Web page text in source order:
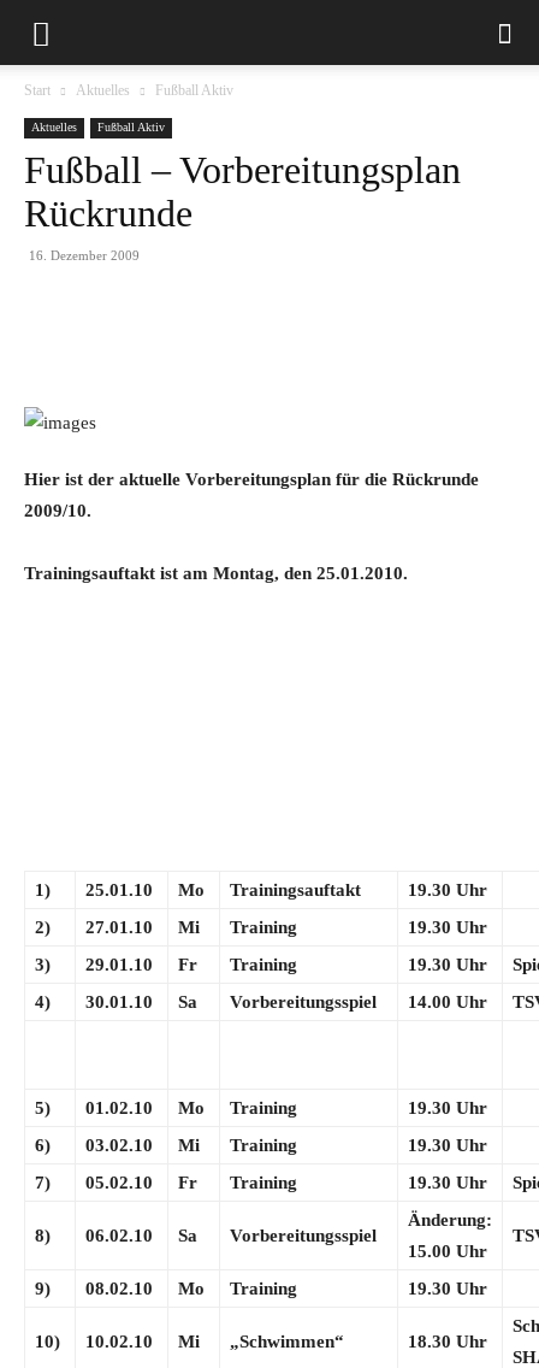
Start Aktuelles Fußball Aktiv
Aktuelles Fußball Aktiv
Fußball – Vorbereitungsplan
Rückrunde
16. Dezember 2009
Hier ist der aktuelle Vorbereitungsplan für die Rückrunde
2009/10.
Trainingsauftakt ist am Montag, den 25.01.2010.
1) 25.01.10 Mo Trainingsauftakt
19.30 Uhr
2)
27.01.10 Mi Training
19.30 Uhr
3)
29.01.10 Fr Training 19.30 Uhr
4)
30.01.10 Sa Vorbereitungsspiel 14.00 Uhr
5) 01.02.10 Mo Training
19.30 Uhr
6)
03.02.10 Mi Training
19.30 Uhr
7)
05.02.10 Fr Training 19.30 Uhr
8) 06.02.10 Sa Vorbereitungsspiel
Änderung:
15.00 Uhr
9) 08.02.10 Mo Training 19.30 Uhr
10) 10.02.10 Mi „Schwimmen“ 18.30 Uhr